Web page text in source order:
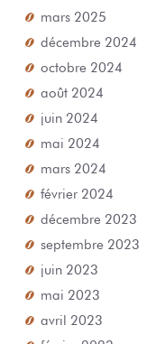
mars 2025
décembre 2024
octobre 2024
août 2024
juin 2024
mai 2024
mars 2024
février 2024
décembre 2023
septembre 2023
juin 2023
mai 2023
avril 2023